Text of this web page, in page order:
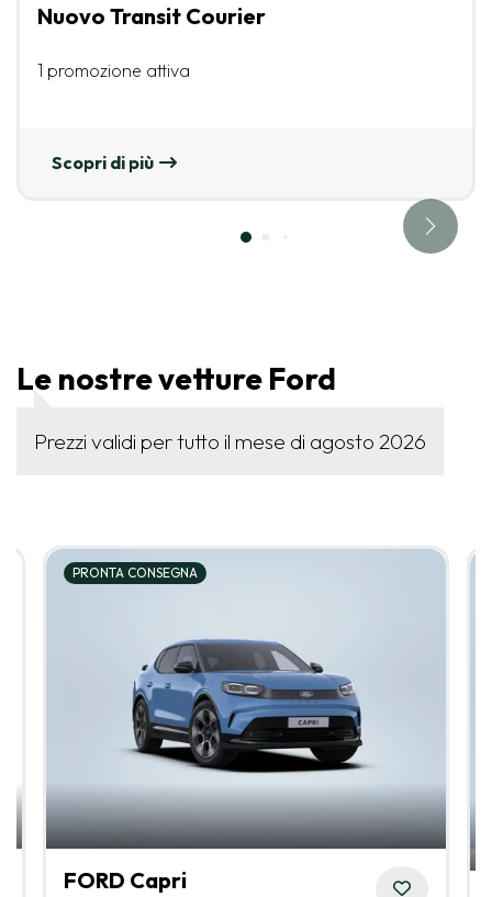
Nuovo Transit Courier
1 promozione attiva
Scopri di più
Le nostre vetture Ford
Prezzi validi per tutto il mese di agosto 2026
PRONTA CONSEGNA
FORD Capri